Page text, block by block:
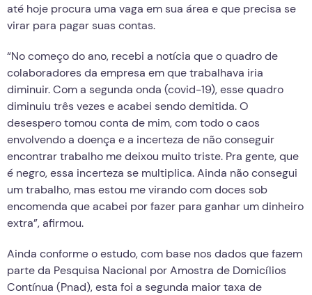
até hoje procura uma vaga em sua área e que precisa se
virar para pagar suas contas.
“No começo do ano, recebi a notícia que o quadro de
colaboradores da empresa em que trabalhava iria
diminuir. Com a segunda onda (covid-19), esse quadro
diminuiu três vezes e acabei sendo demitida. O
desespero tomou conta de mim, com todo o caos
envolvendo a doença e a incerteza de não conseguir
encontrar trabalho me deixou muito triste. Pra gente, que
é negro, essa incerteza se multiplica. Ainda não consegui
um trabalho, mas estou me virando com doces sob
encomenda que acabei por fazer para ganhar um dinheiro
extra”, afirmou.
Ainda conforme o estudo, com base nos dados que fazem
parte da Pesquisa Nacional por Amostra de Domicílios
Contínua (Pnad), esta foi a segunda maior taxa de